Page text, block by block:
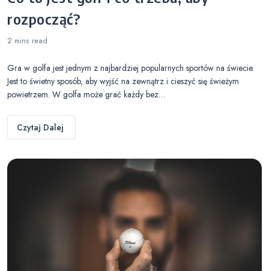
rozpocząć?
2 mins read
Gra w golfa jest jednym z najbardziej popularnych sportów na świecie.
Jest to świetny sposób, aby wyjść na zewnątrz i cieszyć się świeżym
powietrzem. W golfa może grać każdy bez…
Czytaj Dalej